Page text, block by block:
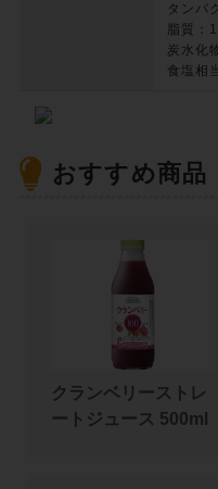
タンパ
脂質：
炭水化
食塩相
おすすめ商品
クランベリーストレ
ートジュース 500ml